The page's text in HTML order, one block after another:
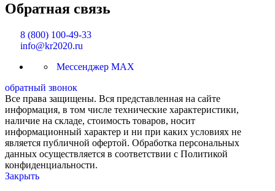
Обратная связь
8 (800) 100-49-33
info@kr2020.ru
Мессенджер MAX
обратный звонок
Все права защищены. Вся представленная на сайте
информация, в том числе технические характеристики,
наличие на складе, стоимость товаров, носит
информационный характер и ни при каких условиях не
является публичной офертой. Обработка персональных
данных осуществляется в соответствии с Политикой
конфиденциальности.
Закрыть